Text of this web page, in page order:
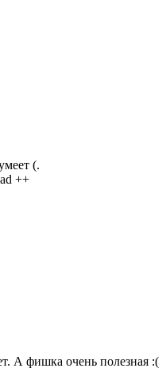
(.
++
А фишка очень полезная :(